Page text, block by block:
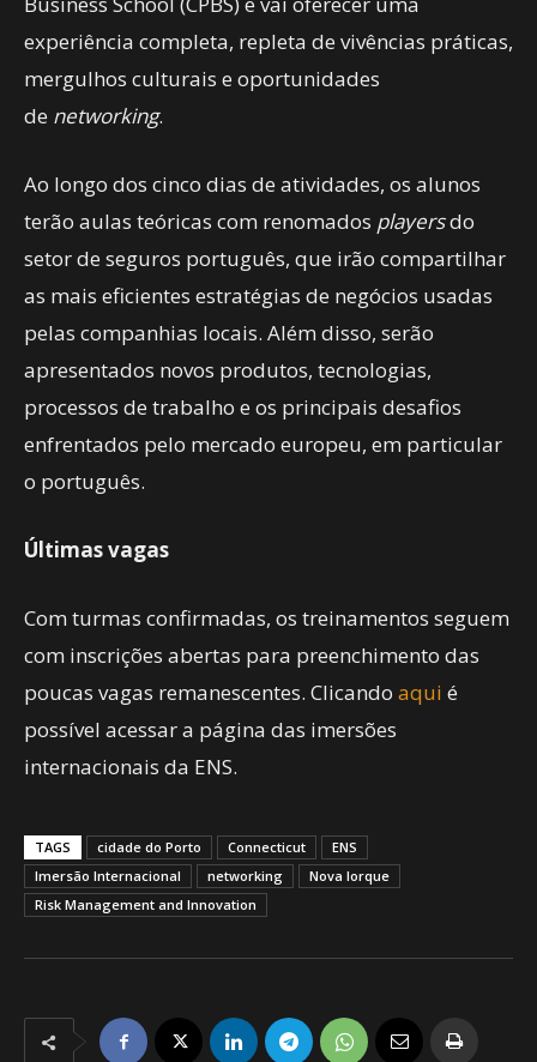
experiência completa, repleta de vivências práticas,
mergulhos culturais e oportunidades
de networking.
Ao longo dos cinco dias de atividades, os alunos
terão aulas teóricas com renomados playersdo
setor de seguros português, que irão compartilhar
as mais eficientes estratégias de negócios usadas
pelas companhias locais. Além disso, serão
apresentados novos produtos, tecnologias,
processos de trabalho e os principais desafios
enfrentados pelo mercado europeu, em particular
o português.
Últimas vagas
Com turmas confirmadas, os treinamentos seguem
com inscrições abertas para preenchimento das
poucas vagas remanescentes. Clicando aqui é
possível acessar a página das imersões
internacionais da ENS.
TAGS cidade do Porto Connecticut
ENS
Imersão Internacional
networking
Nova Iorque
Risk Management and Innovation